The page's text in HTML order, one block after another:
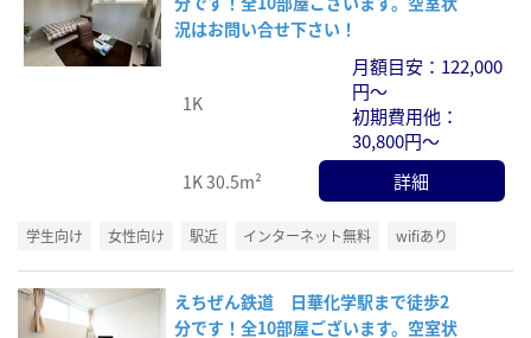
況はお問い合せ下さい！
1K
月額目安：122,000
円～
初期費用他：
30,800円～
1K30.5m² 詳細
学生向け 女性向け 駅近 インターネット無料 wifiあり
えちぜん鉄道 日華化学駅まで徒歩2
分です！全10部屋ございます。空室状